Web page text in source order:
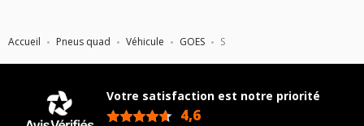
Accueil Pneus quad Véhicule GOES S
Votre satisfaction est notre priorité
4,6